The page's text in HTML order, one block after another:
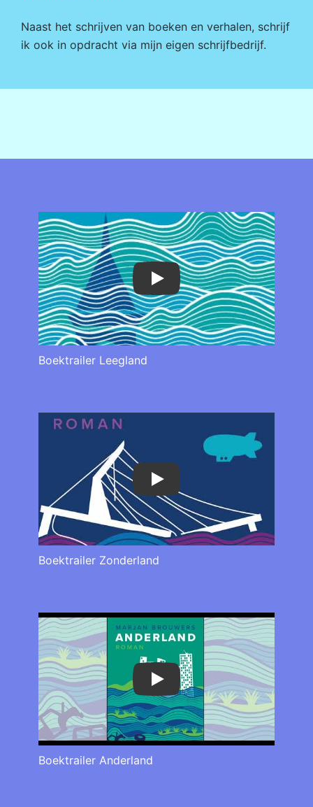
Naast het schrijven van boeken en verhalen, schrijf
ik ook in opdracht via mijn eigen schrijfbedrijf.
Play
Boektrailer Leegland
Play
Boektrailer Zonderland
Play
Boektrailer Anderland